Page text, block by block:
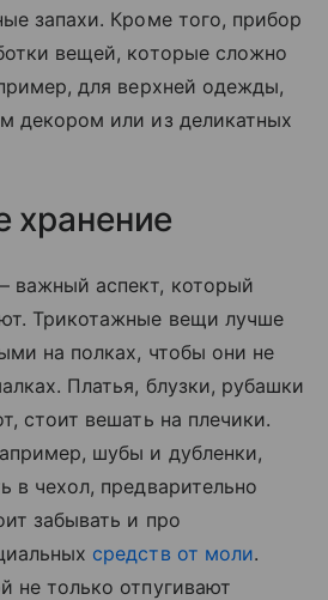
запахи. Кроме того, прибор
вещей, которые сложно
для верхней одежды,
декором или из деликатных
хранение
аспект, который
Трикотажные вещи лучше
на полках, чтобы они не
Платья, блузки, рубашки
стоит вешать на плечики.
шубы и дубленки,
в чехол, предварительно
забывать и про
средств от моли.
не только отпугивают